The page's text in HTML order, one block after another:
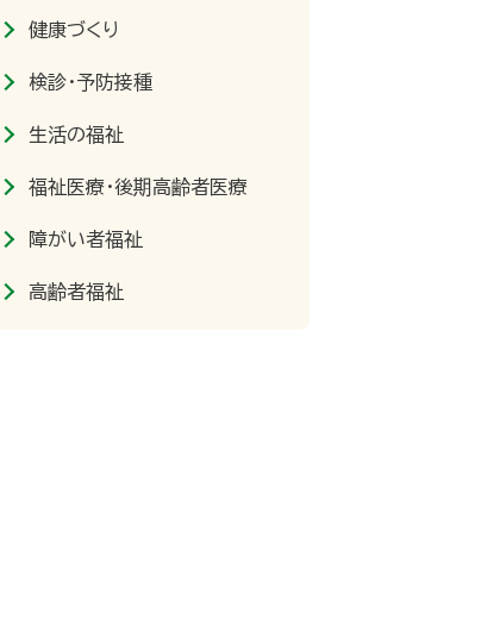
健康づくり
検診・予防接種
生活の福祉
福祉医療・後期高齢者医療
障がい者福祉
高齢者福祉